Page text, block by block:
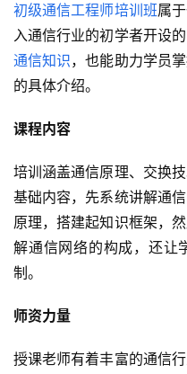
初级通信工程师培训班属
入通信行业的初学者开设
通信知识，也能助力学员
的具体介绍。
课程内容
培训涵盖通信原理、交换
基础内容，先系统讲解通
原理，搭建起知识框架，
解通信网络的构成，还让
制。
师资力量
授课老师有着丰富的通信